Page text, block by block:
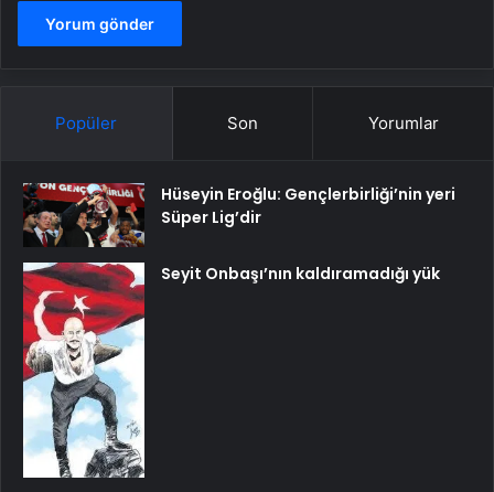
Popüler Son Yorumlar
Hüseyin Eroğlu: Gençlerbirliği’nin yeri
Süper Lig’dir
Seyit Onbaşı’nın kaldıramadığı yük